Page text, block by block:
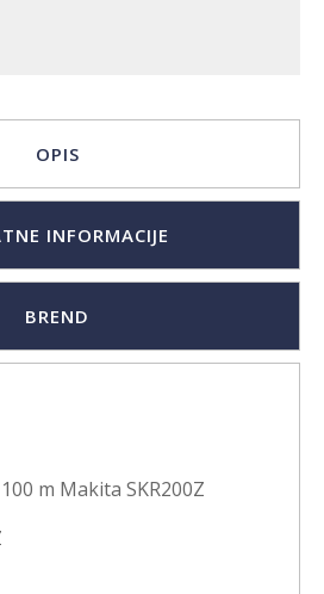
OPIS
INFORMACIJE
BREND
m Makita SKR200Z